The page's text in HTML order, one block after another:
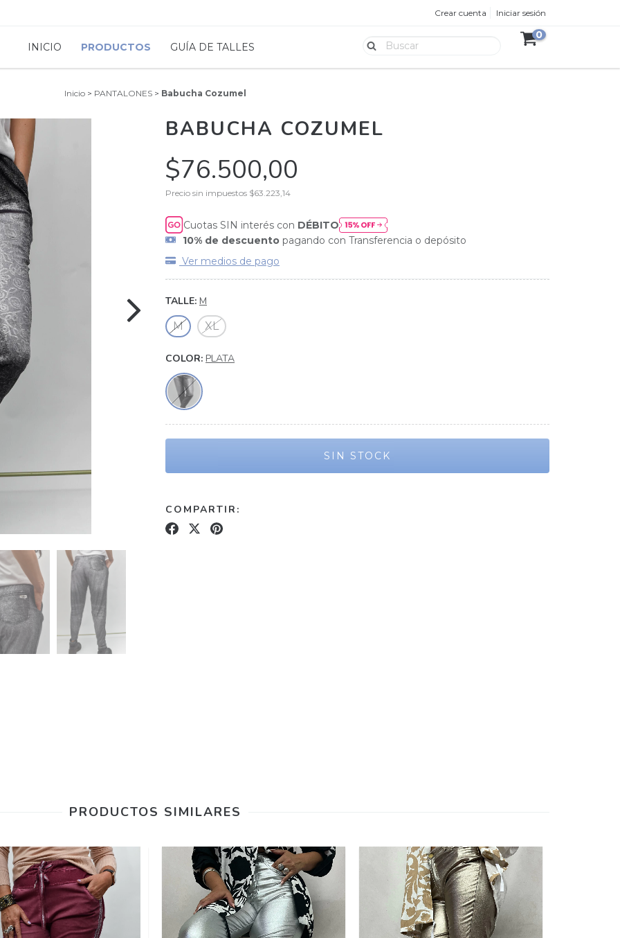
Crear cuenta Iniciar sesión
INICIO PRODUCTOS GUÍA DE TALLES
0
Inicio > PANTALONES > Babucha Cozumel
BABUCHA COZUMEL
$76.500,00
Precio sin impuestos $63.223,14
Cuotas SIN interés con DÉBITO
10% de descuento pagando con Transferencia o depósito
Ver medios de pago
TALLE: M
M
XL
COLOR: PLATA
COMPARTIR:
PRODUCTOS SIMILARES